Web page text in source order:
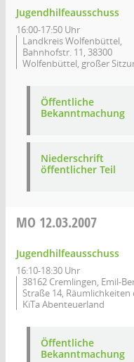
Jugendhilfeausschuss
16:00-17:50 Uhr
Landkreis Wolfenbüttel,
Bahnhofstr. 11, 38300
Wolfenbüttel, großer
Öffentliche
Bekanntmachung
Niederschrift
öffentlicher Teil
MO 12.03.2007
Jugendhilfeausschuss
16:10-18:30 Uhr
38162 Cremlingen, Emil-
Straße 14, Räumlichkeiten
KiTa Abenteuerland
Öffentliche
Bekanntmachung